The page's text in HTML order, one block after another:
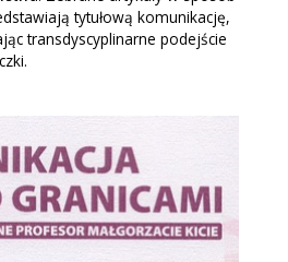
tytułową komunikację,
transdyscyplinarne podejście